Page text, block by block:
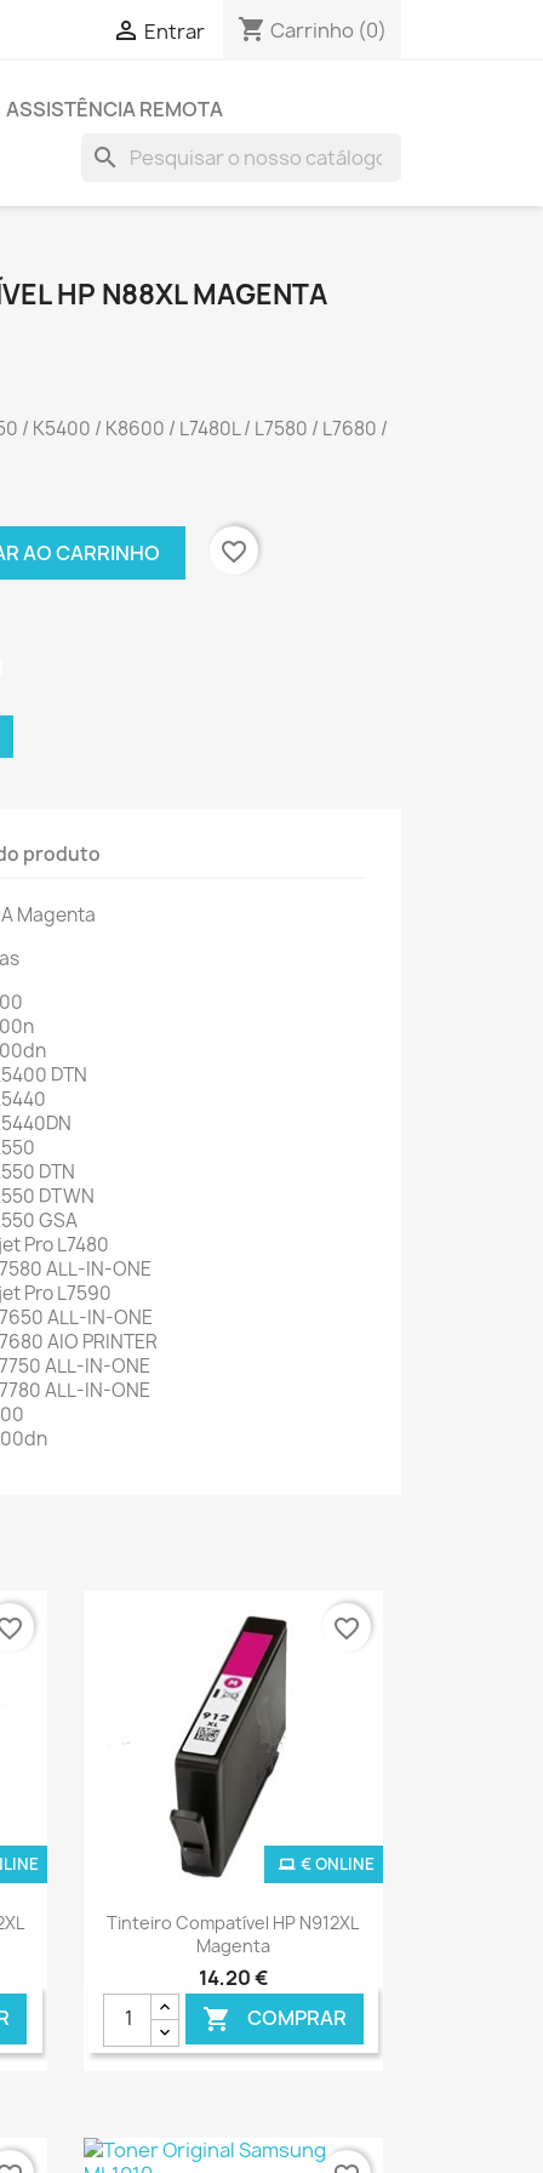
 Entrar shopping_cart Carrinho (0)
ASSISTÊNCIA REMOTA
search
HP N88XL MAGENTA
/ K5400 / K8600 / L7480L / L7580 / L7680 /
AO CARRINHO favorite_border
produto
Magenta
DTN
DTN
DTWN
GSA
Pro L7480
ALL-IN-ONE
Pro L7590
ALL-IN-ONE
AIO PRINTER
ALL-IN-ONE
ALL-IN-ONE
Ver+
Tinteiro Compatível HP N912XL
Magenta
14,20 €
 COMPRAR
€ ONLINE
favorite_border